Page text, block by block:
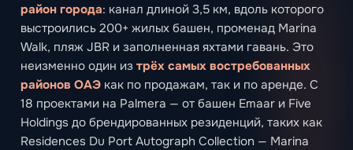
район города: канал длиной 3,5 км, вдоль которого
выстроились 200+ жилых башен, променад Marina
Walk, пляж JBR и заполненная яхтами гавань. Это
неизменно один из трёх самых востребованных
районов ОАЭ как по продажам, так и по аренде. С
18 проектами на Palmera — от башен Emaar и Five
Holdings до брендированных резиденций, таких как
Residences Du Port Autograph Collection — Marina